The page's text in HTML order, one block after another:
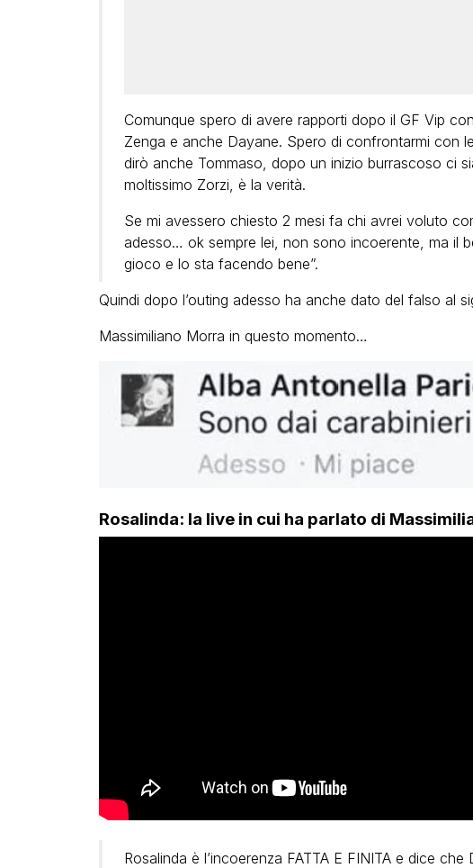
Comunque spero di avere rapporti dopo il GF Vip
Zenga e anche Dayane. Spero di confrontarmi con
dirò anche Tommaso, dopo un inizio burrascoso ci
moltissimo Zorzi, è la verità.
Se mi avessero chiesto 2 mesi fa chi avrei voluto
adesso… ok sempre lei, non sono incoerente, ma il
gioco e lo sta facendo bene”.
Quindi dopo l’outing adesso ha anche dato del falso al
Massimiliano Morra in questo momento…
Rosalinda: la live in cui ha parlato di
Rosalinda è l’incoerenza FATTA E FINITA e dice